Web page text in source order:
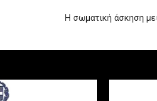
Η σωματική άσκηση